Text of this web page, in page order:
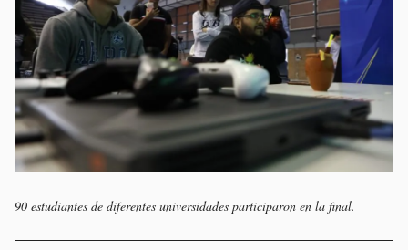
90 estudiantes de diferentes universidades participaron en la final.